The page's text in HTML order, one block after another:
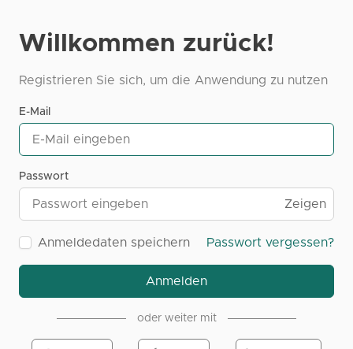
Willkommen zurück!
Registrieren Sie sich, um die Anwendung zu nutzen
E-Mail
Passwort
Zeigen
Anmeldedaten speichern Passwort vergessen?
Anmelden
oder weiter mit